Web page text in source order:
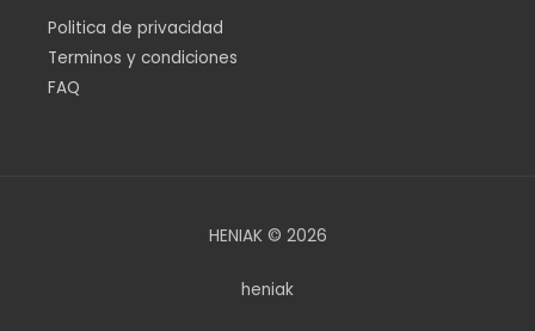
Politica de privacidad
Terminos y condiciones
FAQ
HENIAK © 2026
heniak